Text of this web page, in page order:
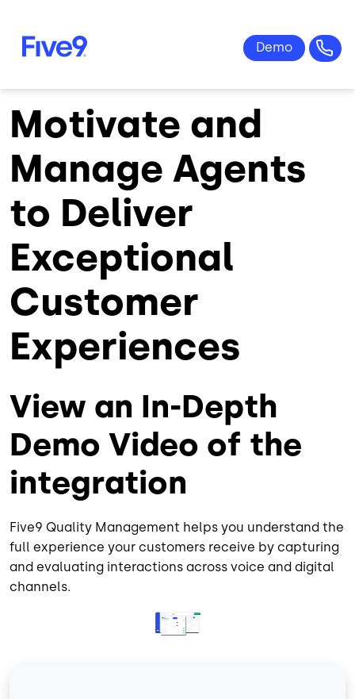
Motivate and
Manage Agents
to Deliver
Exceptional
Customer
Experiences
View an In-Depth
Demo Video of the
integration
Five9 Quality Management helps you understand the
full experience your customers receive by capturing
and evaluating interactions across voice and digital
channels.